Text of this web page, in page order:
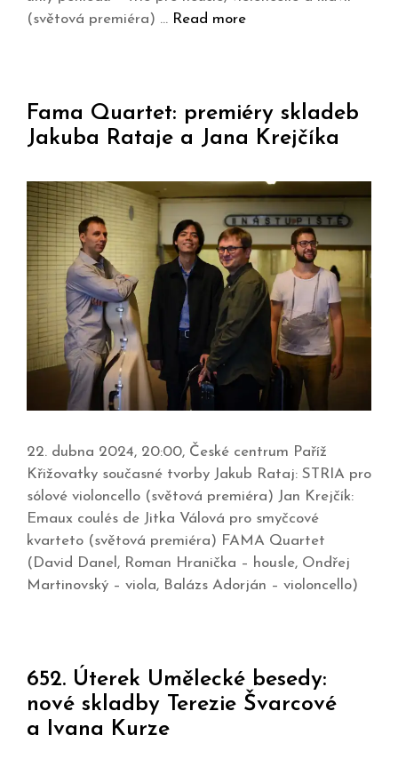
(světová premiéra) … Read more
Fama Quartet: premiéry skladeb
Jakuba Rataje a Jana Krejčíka
22. dubna 2024, 20:00, České centrum Paříž
Křižovatky současné tvorby Jakub Rataj: STRIA pro
sólové violoncello (světová premiéra) Jan Krejčík:
Emaux coulés de Jitka Válová pro smyčcové
kvarteto (světová premiéra) FAMA Quartet
(David Danel, Roman Hranička – housle, Ondřej
Martinovský – viola, Balázs Adorján – violoncello)
652. Úterek Umělecké besedy:
nové skladby Terezie Švarcové
a Ivana Kurze